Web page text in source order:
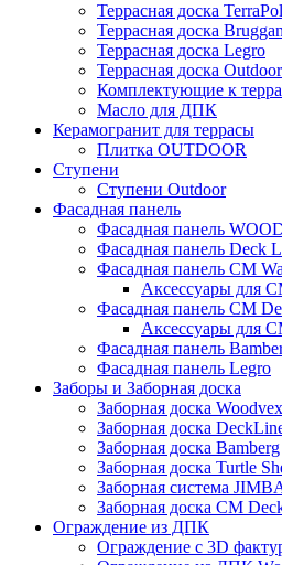
Террасная доска TerraPol
Террасная доска Bruggan
Террасная доска Legro
Террасная доска Outdoor
Комплектующие к
Масло для ДПК
Керамогранит для террасы
Плитка OUTDOOR
Ступени
Ступени Outdoor
Фасадная панель
Фасадная панель
Фасадная панель Deck
Фасадная панель CM
Аксессуары для
Фасадная панель CM
Аксессуары для
Фасадная панель
Фасадная панель Legro
Заборы и Заборная доска
Заборная доска Woodvex
Заборная доска
Заборная доска Bamberg
Заборная доска Turtle
Заборная система
Заборная доска CM
Ограждение из ДПК
Ограждение с 3D